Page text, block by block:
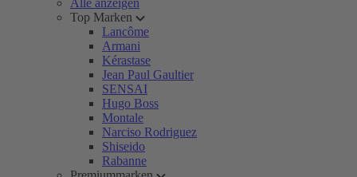
Alle anzeigen
Top Marken
Lancôme
Armani
Kérastase
Jean Paul Gaultier
SENSAI
Hugo Boss
Montale
Narciso Rodriguez
Shiseido
Rabanne